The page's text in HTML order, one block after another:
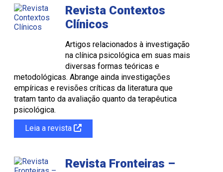
Revista Contextos
Clínicos
Artigos relacionados à investigação
na clínica psicológica em suas mais
diversas formas teóricas e
metodológicas. Abrange ainda investigações
empíricas e revisões críticas da literatura que
tratam tanto da avaliação quanto da terapêutica
psicológica.
Leia a revista
Revista Fronteiras –